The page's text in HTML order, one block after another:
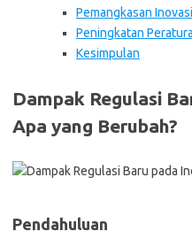
Pemangkasan Inovasi
Peningkatan
Kesimpulan
Dampak Regulasi
Apa yang Berubah?
Pendahuluan